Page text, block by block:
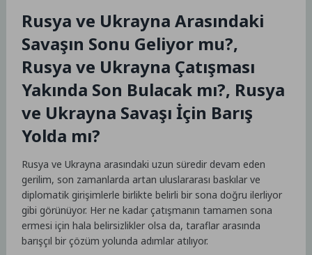
Rusya ve Ukrayna Arasındaki
Savaşın Sonu Geliyor mu?,
Rusya ve Ukrayna Çatışması
Yakında Son Bulacak mı?, Rusya
ve Ukrayna Savaşı İçin Barış
Yolda mı?
Rusya ve Ukrayna arasındaki uzun süredir devam eden
gerilim, son zamanlarda artan uluslararası baskılar ve
diplomatik girişimlerle birlikte belirli bir sona doğru ilerliyor
gibi görünüyor. Her ne kadar çatışmanın tamamen sona
ermesi için hala belirsizlikler olsa da, taraflar arasında
barışçıl bir çözüm yolunda adımlar atılıyor.